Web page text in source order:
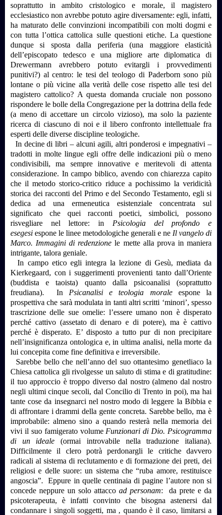
soprattutto in ambito cristologico e morale, il magistero
ecclesiastico non avrebbe potuto agire diversamente: egli, infatti,
ha maturato delle convinzioni incompatibili con molti dogmi e
con tutta l’ottica cattolica sulle questioni etiche. La questione
dunque si sposta dalla periferia (una maggiore elasticità
dell’episcopato tedesco e una migliore arte diplomatica di
Drewermann avrebbero potuto evitargli i provvedimenti
punitivi?) al centro: le tesi del teologo di Paderborn sono più
lontane o più vicine alla verità delle cose rispetto alle tesi del
magistero cattolico? A questa domanda cruciale non possono
rispondere le bolle della Congregazione per la dottrina della fede
(a meno di accettare un circolo vizioso), ma solo la paziente
ricerca di ciascuno di noi e il libero confronto intellettuale fra
esperti delle diverse discipline teologiche.
In decine di libri – alcuni agili, altri ponderosi e impegnativi –
tradotti in molte lingue egli offre delle indicazioni più o meno
condivisibili, ma sempre innovative e meritevoli di attenta
considerazione. In campo biblico, avendo con chiarezza capito
che il metodo storico-critico riduce a pochissimo la veridicità
storica dei racconti del Primo e del Secondo Testamento, egli si
dedica ad una ermeneutica esistenziale concentrata sul
significato che quei racconti poetici, simbolici, possono
risvegliare nel lettore: in Psicologia del profondo e
esegesi espone le linee metodologiche generali e ne Il vangelo di
Marco. Immagini di redenzionele mette alla prova in maniera
intrigante, talora geniale.
In campo etico egli integra la lezione di Gesù, mediata da
Kierkegaard, con i suggerimenti provenienti tanto dall’Oriente
(buddista e taoista) quanto dalla psicoanalisi (soprattutto
freudiana). In Psicanalisi e teologia moraleespone la
prospettiva che sarà modulata in tanti altri scritti ‘minori’, spesso
trascrizione delle sue omelie: l’essere umano non è disperato
perché cattivo (assetato di denaro e di potere), ma è cattivo
perché è disperato. E’ disposto a tutto pur di non precipitare
nell’insignificanza ontologica e, in ultima analisi, nella morte da
lui concepita come fine definitiva e irreversibile.
Sarebbe bello che nell’anno del suo ottantesimo genetliaco la
Chiesa cattolica gli rivolgesse un saluto di stima e di gratitudine:
il tuo approccio è troppo diverso dal nostro (almeno dal nostro
negli ultimi cinque secoli, dal Concilio di Trento in poi), ma hai
tante cose da insegnarci nel nostro modo di leggere la Bibbia e
di affrontare i drammi della gente concreta. Sarebbe bello, ma è
improbabile: almeno sino a quando resterà nella memoria dei
vivi il suo famigerato volume Funzionari di Dio. Psicogramma
di un ideale (ormai introvabile nella traduzione italiana).
Difficilmente il clero potrà perdonargli le critiche davvero
radicali al sistema di reclutamento e di formazione dei preti, dei
religiosi e delle suore: un sistema che “ruba amore, restituisce
angoscia”. Eppure in quelle centinaia di pagine l’autore non si
concede neppure un solo attacco ad personam: da prete e da
psicoterapeuta, è infatti convinto che bisogna astenersi dal
condannare i singoli soggetti, ma , quando è il caso, limitarsi a